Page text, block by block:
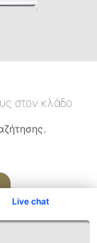
Live chat
στον κλάδο